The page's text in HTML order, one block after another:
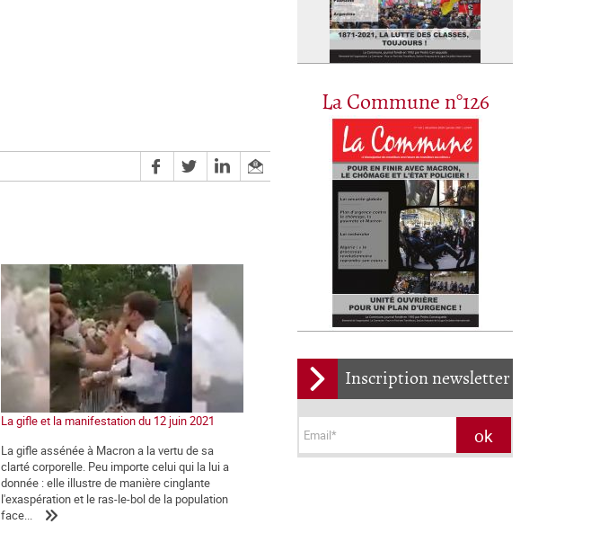
La Commune n°126
Inscription newsletter
La gifle et la manifestation du 12 juin 2021
La gifle assénée à Macron a la vertu de sa
clarté corporelle. Peu importe celui qui la lui a
donnée : elle illustre de manière cinglante
l'exaspération et le ras-le-bol de la population
face...